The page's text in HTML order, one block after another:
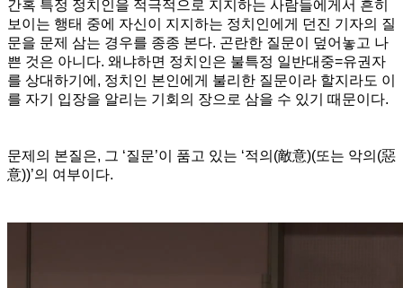
간혹 특정 정치인을 적극적으로 지지하는 사람들에게서 흔히
보이는 행태 중에 자신이 지지하는 정치인에게 던진 기자의 질
문을 문제 삼는 경우를 종종 본다. 곤란한 질문이 덮어놓고 나
쁜 것은 아니다. 왜냐하면 정치인은 불특정 일반대중=유권자
를 상대하기에, 정치인 본인에게 불리한 질문이라 할지라도 이
를 자기 입장을 알리는 기회의 장으로 삼을 수 있기 때문이다.
문제의 본질은, 그 ‘질문’이 품고 있는 ‘적의(敵意)(또는 악의(惡
意))’의 여부이다.